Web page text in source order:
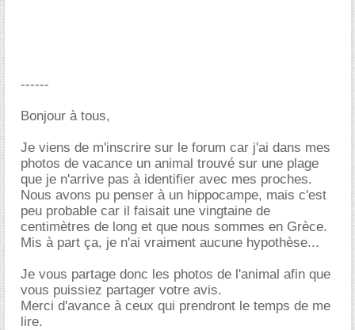
------
Bonjour à tous,
Je viens de m'inscrire sur le forum car j'ai dans mes
photos de vacance un animal trouvé sur une plage
que je n'arrive pas à identifier avec mes proches.
Nous avons pu penser à un hippocampe, mais c'est
peu probable car il faisait une vingtaine de
centimètres de long et que nous sommes en Grèce.
Mis à part ça, je n'ai vraiment aucune hypothèse...
Je vous partage donc les photos de l'animal afin que
vous puissiez partager votre avis.
Merci d'avance à ceux qui prendront le temps de me
lire.